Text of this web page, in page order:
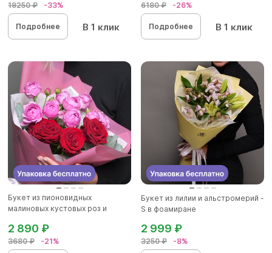
19250 ₽ -33%
Подробнее В 1 клик
6180 ₽ -26%
Подробнее В 1 клик
Букет из пионовидных
малиновых кустовых роз и
3680 ₽ -21%
2 890 ₽
Букет из лилии и альстромерий -
S в фоамиране
3250 ₽ -8%
2 999 ₽